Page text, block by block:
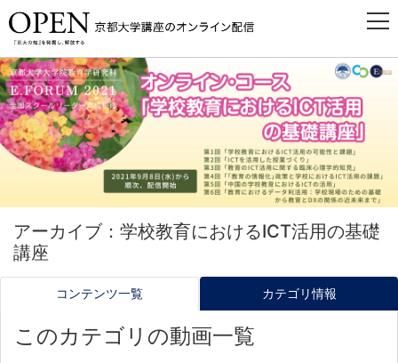
アーカイブ：学校教育におけるICT活用の基礎
講座
コンテンツ一覧 カテゴリ情報
このカテゴリの動画一覧